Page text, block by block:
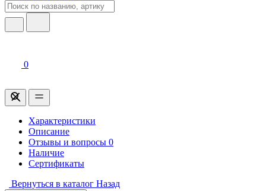
0
Характеристики
Описание
Отзывы и вопросы 0
Наличие
Сертификаты
Вернуться в каталог Назад